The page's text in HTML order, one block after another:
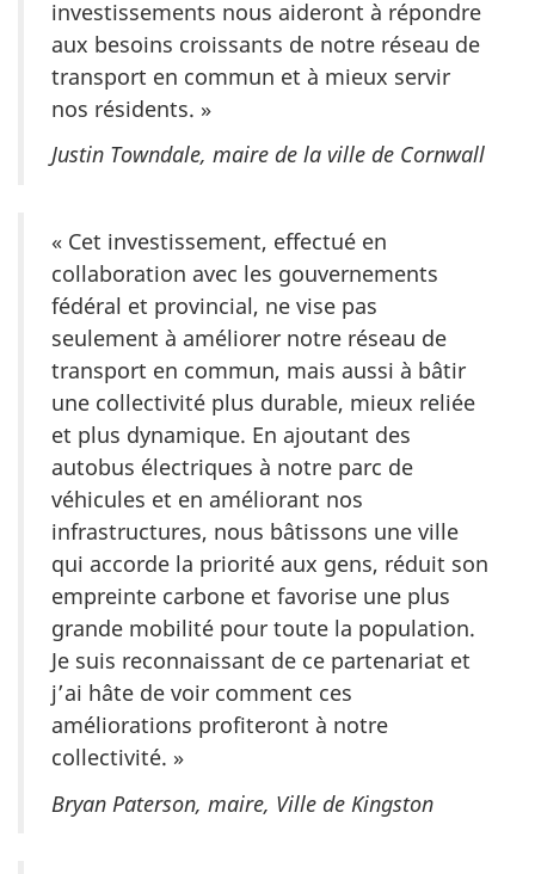
investissements nous aideront à répondre
aux besoins croissants de notre réseau de
transport en commun et à mieux servir
nos résidents. »
Justin Towndale, maire de la ville de Cornwall
« Cet investissement, effectué en
collaboration avec les gouvernements
fédéral et provincial, ne vise pas
seulement à améliorer notre réseau de
transport en commun, mais aussi à bâtir
une collectivité plus durable, mieux reliée
et plus dynamique. En ajoutant des
autobus électriques à notre parc de
véhicules et en améliorant nos
infrastructures, nous bâtissons une ville
qui accorde la priorité aux gens, réduit son
empreinte carbone et favorise une plus
grande mobilité pour toute la population.
Je suis reconnaissant de ce partenariat et
j’ai hâte de voir comment ces
améliorations profiteront à notre
collectivité. »
Bryan Paterson, maire, Ville de Kingston